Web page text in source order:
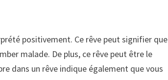
positivement. Ce rêve peut signifier que
malade. De plus, ce rêve peut être le
dans un rêve indique également que vous